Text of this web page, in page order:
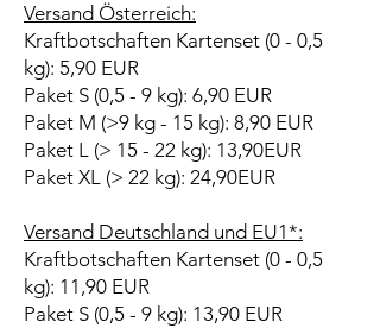
Versand Österreich:
Kraftbotschaften Kartenset (0 - 0,5
kg): 5,90 EUR
Paket S (0,5 - 9 kg): 6,90 EUR
Paket M (>9 kg - 15 kg): 8,90 EUR
Paket L (> 15 - 22 kg): 13,90EUR
Paket XL (> 22 kg): 24,90EUR
Versand Deutschland und EU1*:
Kraftbotschaften Kartenset (0 - 0,5
kg): 11,90 EUR
Paket S (0,5 - 9 kg): 13,90 EUR